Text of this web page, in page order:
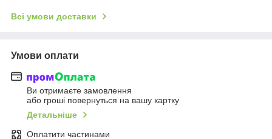
Всі умови доставки
Умови оплати
Ви отримаєте замовлення
або гроші повернуться на вашу картку
Детальніше
Оплатити частинами